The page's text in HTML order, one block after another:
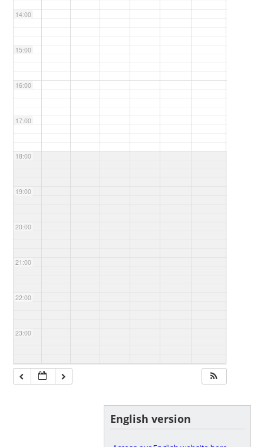
14:00
15:00
16:00
17:00
18:00
19:00
20:00
21:00
22:00
23:00
English version